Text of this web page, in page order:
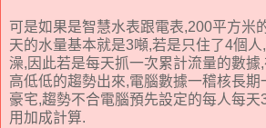
可是如果是智慧水表跟電表,200平方米
天的水量基本就是3噸,若是只住了4個
澡,因此若是每天抓一次累計流量的數據
高低低的趨勢出來,電腦數據一稽核長期
豪宅,趨勢不合電腦預先設定的每人每
用加成計算.